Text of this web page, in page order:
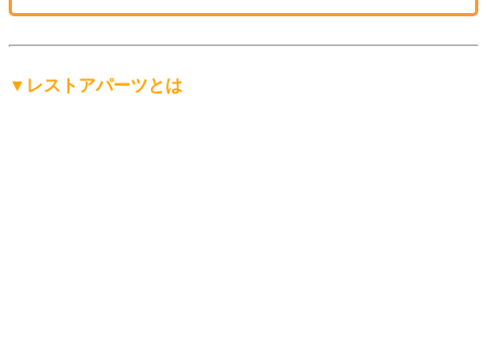
▼レストアパーツとは